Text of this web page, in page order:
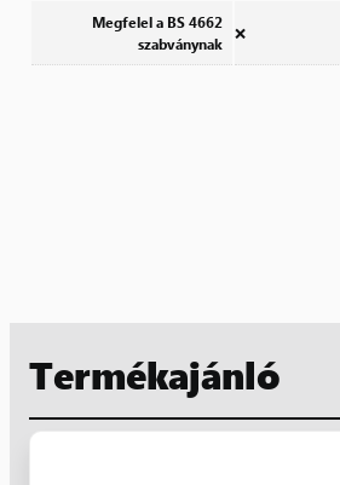
Megfelel a BS 4662
szabványnak
❌
Termékajánló